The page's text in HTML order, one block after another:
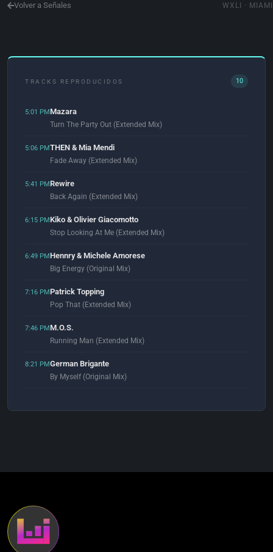
Volver a Señales WXLI · MIAMI
TRACKS REPRODUCIDOS 10
5:01 PMMazara
Turn The Party Out (Extended Mix)
5:06 PMTHEN & Mia Mendi
Fade Away (Extended Mix)
5:41 PMRewire
Back Again (Extended Mix)
6:15 PMKiko & Olivier Giacomotto
Stop Looking At Me (Extended Mix)
6:49 PMHennry & Michele Amorese
Big Energy (Original Mix)
7:16 PMPatrick Topping
Pop That (Extended Mix)
7:46 PMM.O.S.
Running Man (Extended Mix)
8:21 PMGerman Brigante
By Myself (Original Mix)
Haunted (Original Mix)